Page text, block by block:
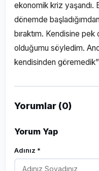
ekonomik kriz yaşandı.
dönemde
bıraktım. Kendisine
olduğumu söyledim.
kendisinden
Yorumlar (0)
Yorum Yap
Adınız *